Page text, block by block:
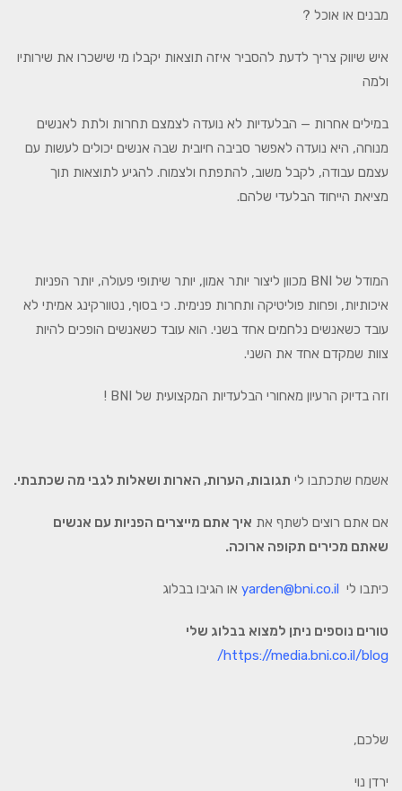
מבנים או אוכל ?
איש שיווק צריך לדעת להסביר איזה תוצאות יקבלו מי שישכרו את שירותיו
ולמה
במילים אחרות — הבלעדיות לא נועדה לצמצם תחרות ולתת לאנשים
מנוחה, היא נועדה לאפשר סביבה חיובית שבה אנשים יכולים לעשות עם
עצמם עבודה, לקבל משוב, להתפתח ולצמוח. להגיע לתוצאות תוך
מציאת הייחוד הבלעדי שלהם.
המודל של BNI מכוון ליצור יותר אמון, יותר שיתופי פעולה, יותר הפניות
איכותיות, ופחות פוליטיקה ותחרות פנימית. כי בסוף, נטוורקינג אמיתי לא
עובד כשאנשים נלחמים אחד בשני. הוא עובד כשאנשים הופכים להיות
צוות שמקדם אחד את השני.
וזה בדיוק הרעיון מאחורי הבלעדיות המקצועית של BNI !
אשמח שתכתבו לי תגובות, הערות, הארות ושאלות לגבי מה שכתבתי.
אם אתם רוצים לשתף את איך אתם מייצרים הפניות עם אנשים
שאתם מכירים תקופה ארוכה.
כיתבו לי yarden@bni.co.il או הגיבו בבלוג
טורים נוספים ניתן למצוא בבלוג שלי
https://media.bni.co.il/blog/
שלכם,
ירדן נוי